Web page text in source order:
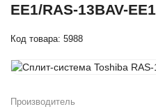
EE1/RAS-13BAV-EE1
Код товара: 5988
Производитель